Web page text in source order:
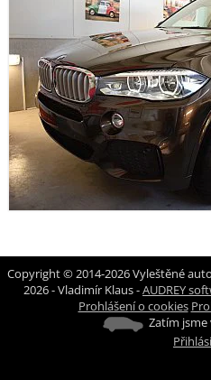
Copyright © 2014-2026 Vyleštěné
2026 - Vladimír Klaus -AUDREY
Prohlášení o cookies
Zatím